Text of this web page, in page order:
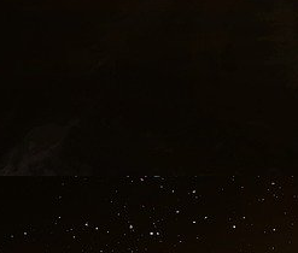
À la mort de Thoby,
Keynes. Vanessa Bell,